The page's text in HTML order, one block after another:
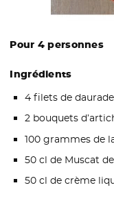
Pour 4 personnes
Ingrédients
4 filets de
2 bouquets
100 grammes de
50 cl de Muscat
50 cl de crème